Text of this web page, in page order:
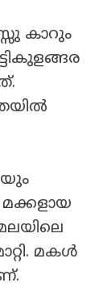
കാറും
മകൾ